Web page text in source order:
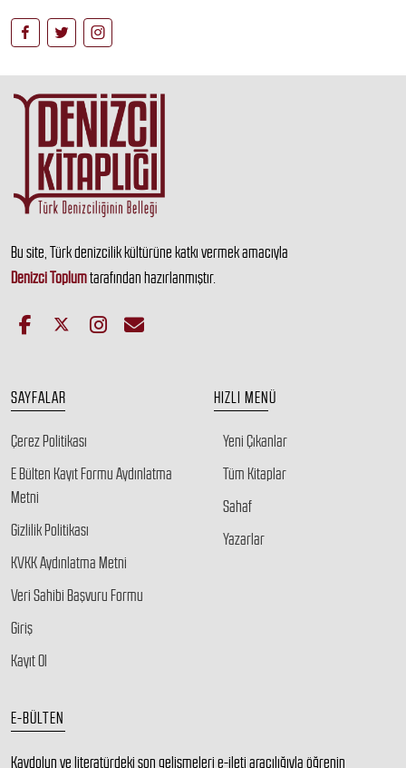
Bu site, Türk denizcilik kültürüne katkı vermek amacıyla
Denizci Toplumtarafından hazırlanmıştır.
SAYFALAR
Çerez Politikası
E Bülten Kayıt Formu Aydınlatma
Metni
Gizlilik Politikası
KVKK Aydınlatma Metni
Veri Sahibi Başvuru Formu
Giriş
Kayıt Ol
HIZLI MENÜ
Yeni Çıkanlar
Tüm Kitaplar
Sahaf
Yazarlar
E-BÜLTEN
Kaydolun ve literatürdeki son gelişmeleri e-ileti aracılığıyla öğrenin